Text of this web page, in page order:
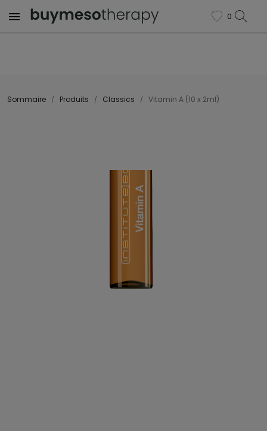
 0
Sommaire Produits Classics Vitamin A (10 x 2ml)